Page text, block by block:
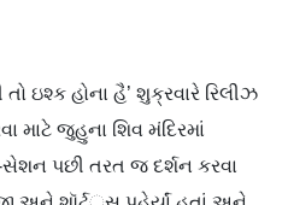
તો ઇશ્ક હોના હૈ’ શુક્રવારે રિલીઝ
માટે જુહુના શિવ મંદિરમાં
પછી તરત જ દર્શન કરવા